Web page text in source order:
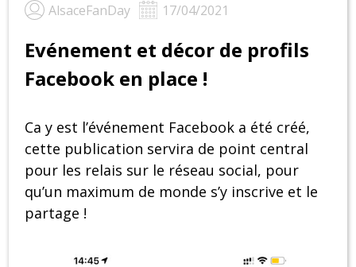
AlsaceFanDay 17/04/2021
Evénement et décor de profils
Facebook en place !
Ca y est l’événement Facebook a été créé,
cette publication servira de point central
pour les relais sur le réseau social, pour
qu’un maximum de monde s’y inscrive et le
partage !